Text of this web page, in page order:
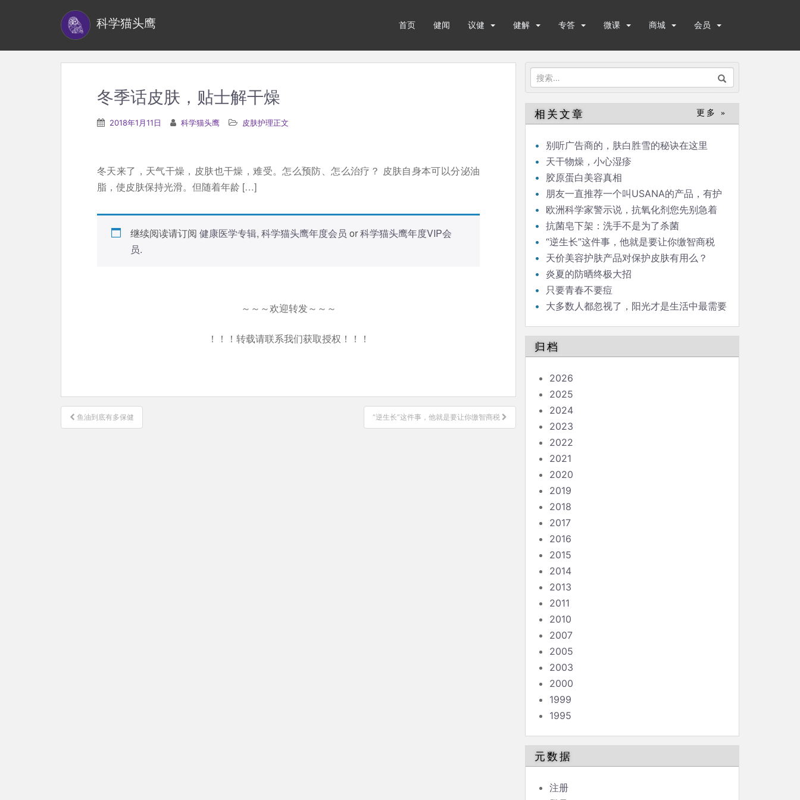
科学猫头鹰 首页 健闻 议健 健解 专答 微课 商城 会员
搜
索：
冬季话皮肤，贴士解干燥
2018年1月11日 科学猫头鹰 皮肤护理正文
冬天来了，天气干燥，皮肤也干燥，难受。怎么预防、怎么治疗？ 皮肤自身本可以分泌油
脂，使皮肤保持光滑。但随着年龄 […]
继续阅读请订阅 健康医学专辑, 科学猫头鹰年度会员 or科学猫头鹰年度VIP会
员.
～～～欢迎转发～～～
！！！转载请联系我们获取授权！！！
文
章
鱼油到底有多保健 “逆生长”这件事，他就是要让你缴智商税
相关文章 更多 »
别听广告商的，肤白胜雪的秘诀在这里
天干物燥，小心湿疹
胶原蛋白美容真相
朋友一直推荐一个叫USANA的产品，有护
肤品，还有孕妇婴儿食用的叫”葆婴”的一系列
食品药品。靠谱吗？
欧洲科学家警示说，抗氧化剂您先别急着
用！抗菌皂下架：洗手不是为了杀菌
“逆生长”这件事，他就是要让你缴智商税
天价美容护肤产品对保护皮肤有用么？
炎夏的防晒终极大招
只要青春不要痘
大多数人都忽视了，阳光才是生活中最需要
归档
2026
2025
2024
2023
2022
2021
2020
2019
2018
2017
2016
2015
2014
2013
2011
2010
2007
2005
2003
2000
1999
1995
元数据
注册